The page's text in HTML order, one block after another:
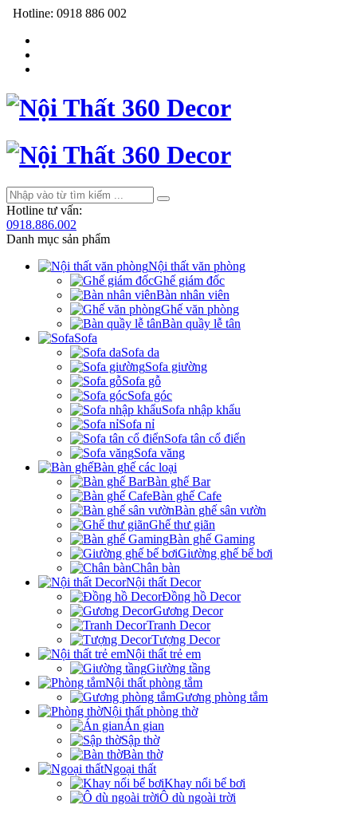
Hotline: 0918 886 002
Hotline tư vấn:
0918.886.002
Danh mục sản phẩm
Nội thất văn phòng
Ghế giám đốc
Bàn nhân viên
Ghế văn phòng
Bàn quầy lễ tân
Sofa
Sofa da
Sofa giường
Sofa gỗ
Sofa góc
Sofa nhập khẩu
Sofa nỉ
Sofa tân cổ điển
Sofa văng
Bàn ghế các loại
Bàn ghế Bar
Bàn ghế Cafe
Bàn ghế sân vườn
Ghế thư giãn
Bàn ghế Gaming
Giường ghế bể bơi
Chân bàn
Nội thất Decor
Đồng hồ Decor
Gương Decor
Tranh Decor
Tượng Decor
Nội thất trẻ em
Giường tầng
Nội thất phòng tắm
Gương phòng tắm
Nội thất phòng thờ
Án gian
Sập thờ
Bàn thờ
Ngoại thất
Khay nổi bể bơi
Ô dù ngoài trời